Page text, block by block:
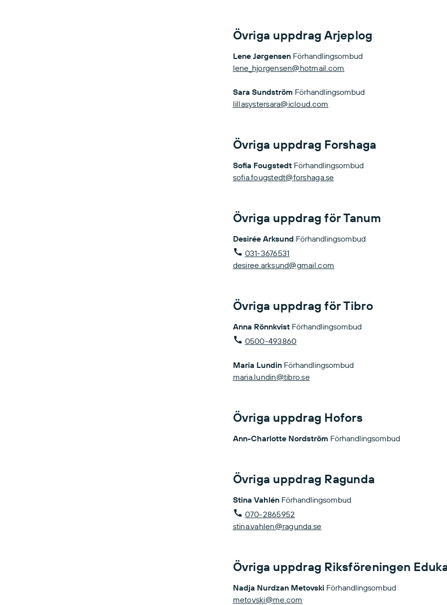
Övriga uppdrag Arjeplog
Lene Jørgensen Förhandlingsombud
lene_hjorgensen@hotmail.com
Sara Sundström Förhandlingsombud
lillasystersara@icloud.com
Övriga uppdrag Forshaga
Sofia Fougstedt Förhandlingsombud
sofia.fougstedt@forshaga.se
Övriga uppdrag för Tanum
Desirée Arksund Förhandlingsombud
031-3676531
desiree.arksund@gmail.com
Övriga uppdrag för Tibro
Anna Rönnkvist Förhandlingsombud
0500-493860
Maria Lundin Förhandlingsombud
maria.lundin@tibro.se
Övriga uppdrag Hofors
Ann-Charlotte Nordström Förhandlingsombud
Övriga uppdrag Ragunda
Stina Vahlén Förhandlingsombud
070-2865952
stina.vahlen@ragunda.se
Övriga uppdrag Riksföreningen
Nadja Nurdzan Metovski Förhandlingsombud
metovski@me.com